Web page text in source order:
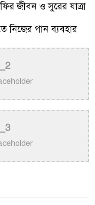
জীবন ও সুরের যাত্রা
নিজের গান ব্যবহার
হয়ে’ গানের
পরিচালক হিসেবে
পড়া বাংলা গানের অমর